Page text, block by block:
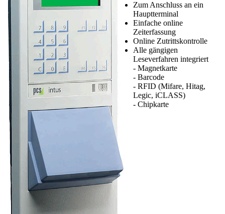
Zum Anschluss an ein
Hauptterminal
Einfache online
Zeiterfassung
Online Zutrittskontrolle
Alle gängigen
Leseverfahren integriert
- Magnetkarte
- Barcode
- RFID (Mifare, Hitag,
Legic, iCLASS)
- Chipkarte